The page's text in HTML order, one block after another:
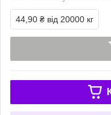
44,90 ₴ від 20000 кг